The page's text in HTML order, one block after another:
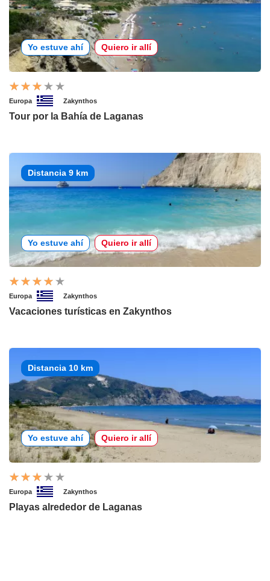
Yo estuve ahí Quiero ir allí
Europa Zakynthos
Tour por la Bahía de Laganas
Distancia 9 km
Yo estuve ahí Quiero ir allí
Europa Zakynthos
Vacaciones turísticas en Zakynthos
Distancia 10 km
Yo estuve ahí Quiero ir allí
Europa Zakynthos
Playas alrededor de Laganas